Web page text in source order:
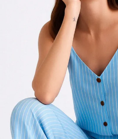
Mayorista